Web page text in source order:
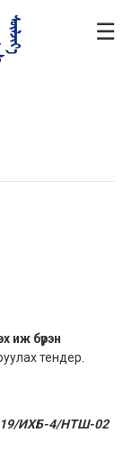
☰
иж бүрэн
тендер.
/ИХБ-4/НТШ-02